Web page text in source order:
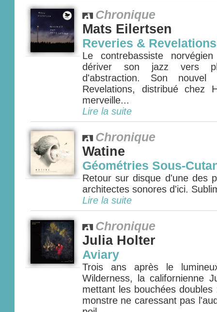
Chronique
Mats Eilertsen
Reveries & Revelations
Le contrebassiste
dériver son jazz vers
d'abstraction. Son
Revelations, distribué chez
merveille...
Lire la suite
Chronique
Watine
Géométries Sous-
Retour sur disque d'une des
architectes sonores d'ici.
Lire la suite
Chronique
Julia Holter
Aviary
Trois ans après le
Wilderness, la californienne
mettant les bouchées
monstre ne caressant pas